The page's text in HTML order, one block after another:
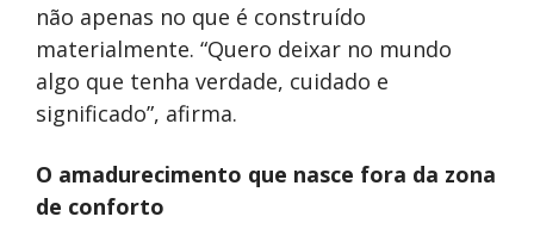
não apenas no que é construído
materialmente. “Quero deixar no mundo
algo que tenha verdade, cuidado e
significado”, afirma.
O amadurecimento que nasce fora da zona
de conforto